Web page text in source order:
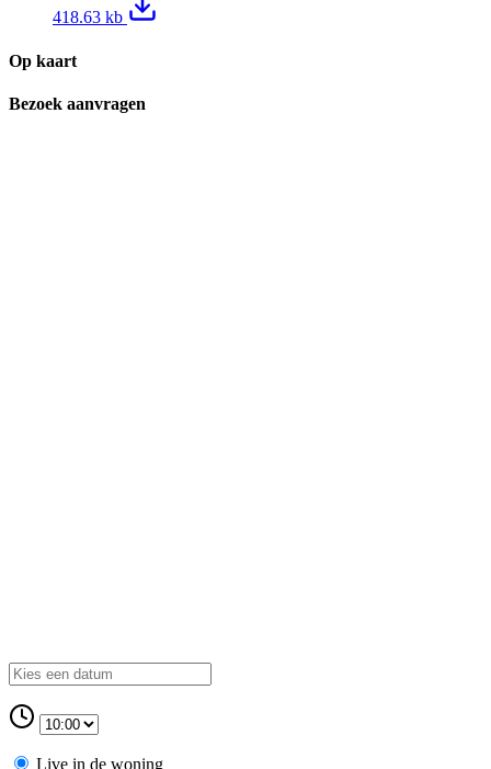
418.63 kb
Op kaart
Bezoek aanvragen
Live in de woning